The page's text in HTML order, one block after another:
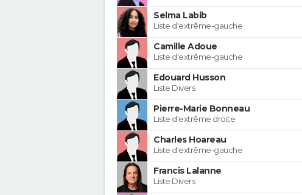
Selma Labib
Liste d'extrême-gauche
Camille Adoue
Liste d'extrême-gauche
Edouard Husson
Liste Divers
Pierre-Marie Bonneau
Liste d'extrême droite
Charles Hoareau
Liste d'extrême-gauche
Francis Lalanne
Liste Divers